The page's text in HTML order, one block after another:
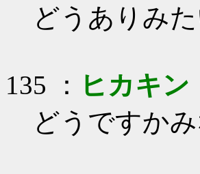
どうありみ
135 ： ヒカキン
どうですか